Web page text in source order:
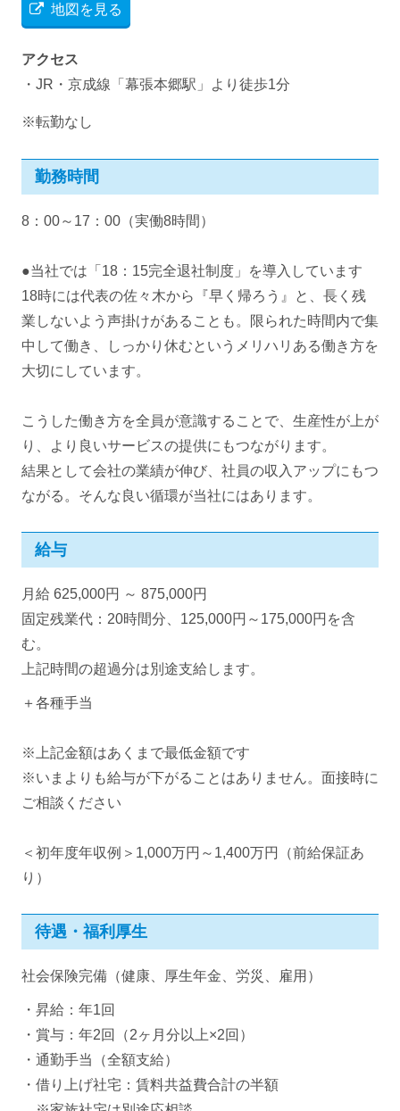
地図を見る
アクセス
・JR・京成線「幕張本郷駅」より徒歩1分
※転勤なし
勤務時間
8：00～17：00（実働8時間）
●当社では「18：15完全退社制度」を導入しています
18時には代表の佐々木から『早く帰ろう』と、長く残
業しないよう声掛けがあることも。限られた時間内で集
中して働き、しっかり休むというメリハリある働き方を
大切にしています。
こうした働き方を全員が意識することで、生産性が上が
り、より良いサービスの提供にもつながります。
結果として会社の業績が伸び、社員の収入アップにもつ
ながる。そんな良い循環が当社にはあります。
給与
月給 625,000円 ～ 875,000円
固定残業代：20時間分、125,000円～175,000円を含
む。
上記時間の超過分は別途支給します。
＋各種手当
※上記金額はあくまで最低金額です
※いまよりも給与が下がることはありません。面接時に
ご相談ください
＜初年度年収例＞1,000万円～1,400万円（前給保証あ
り）
待遇・福利厚生
社会保険完備（健康、厚生年金、労災、雇用）
・昇給：年1回
・賞与：年2回（2ヶ月分以上×2回）
・通勤手当（全額支給）
・借り上げ社宅：賃料共益費合計の半額